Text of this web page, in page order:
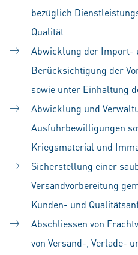
bezüglich
Qualität
Abwicklung der Import-
Berücksichtigung der
sowie unter Einhaltung
Abwicklung und
Ausfuhrbewilligungen
Kriegsmaterial und
Sicherstellung einer
Versandvorbereitung
Kunden- und
Abschliessen von
von Versand-, Verlade-